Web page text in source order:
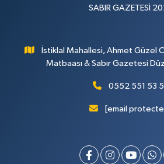
SABIR GAZETESİ
İstiklal Mahallesi, Ahmet Güzel
Matbaası & Sabır Gazetesi
0552 551 53
[email